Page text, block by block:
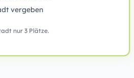
vergeben
nur 3 Plätze.